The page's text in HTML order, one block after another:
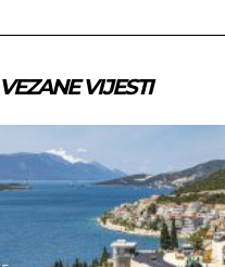
VEZANE VIJESTI